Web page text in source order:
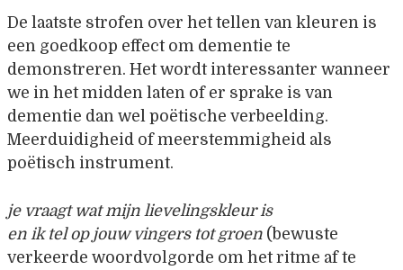
De laatste strofen over het tellen van kleuren is
een goedkoop effect om dementie te
demonstreren. Het wordt interessanter wanneer
we in het midden laten of er sprake is van
dementie dan wel poëtische verbeelding.
Meerduidigheid of meerstemmigheid als
poëtisch instrument.
je vraagt wat mijn lievelingskleur is
en ik tel op jouw vingers tot groen (bewuste
verkeerde woordvolgorde om het ritme af te